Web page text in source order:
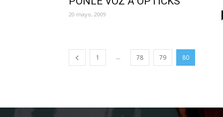
20 mayo, 2009
1 ... 78 79 80